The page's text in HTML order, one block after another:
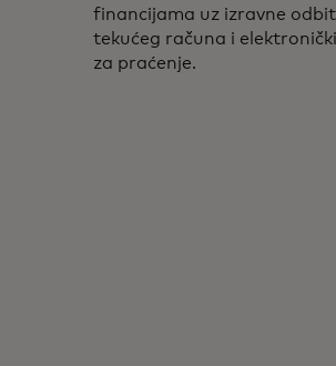
financijama uz izravne
tekućeg računa i
za praćenje.